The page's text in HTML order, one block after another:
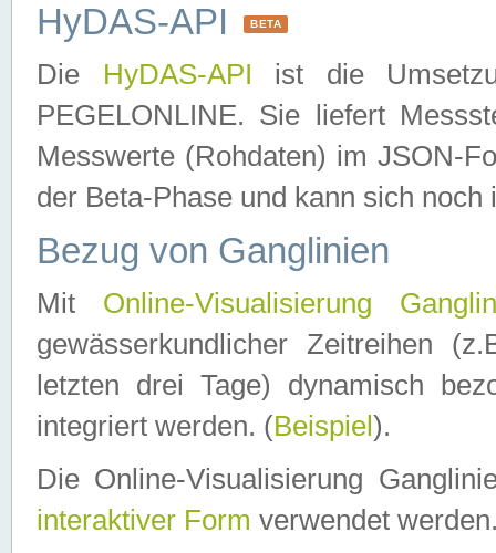
HyDAS-API BETA
Die HyDAS-API ist die
PEGELONLINE. Sie liefert
Messwerte (Rohdaten) im JSON-
der Beta-Phase und kann sich noch
Bezug von Ganglinien
Mit Online-Visualisierung
gewässerkundlicher Zeitreihen
letzten drei Tage) dynamisch
integriert werden. (Beispiel ).
Die Online-Visualisierung
interaktiver Form verwendet